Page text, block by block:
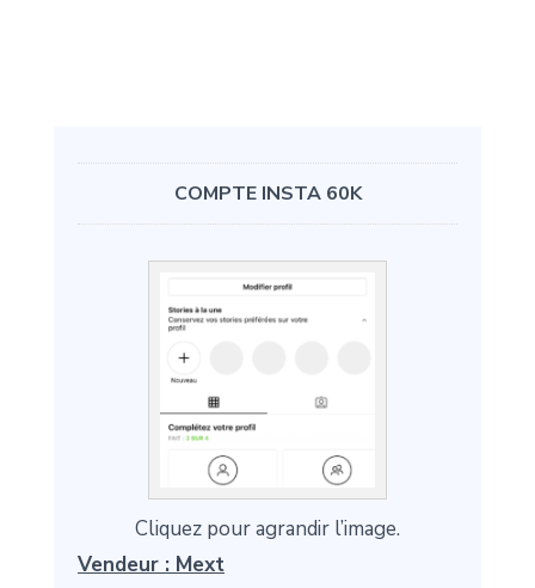
COMPTE INSTA 60K
Cliquez pour agrandir l’image.
Vendeur : Mext